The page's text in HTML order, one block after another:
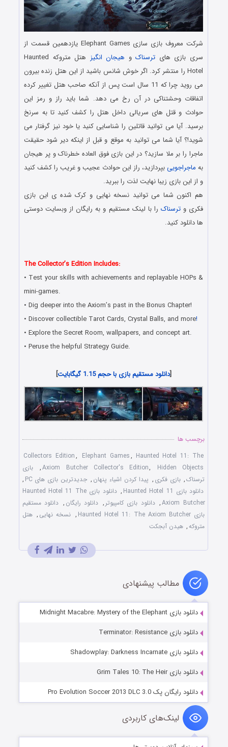
شرکت معروف بازی سازی Elephant Games یازدهمین قسمت از
سری بازی های ترسناکو هیجان انگیز
هتل متروکه Haunted
Hotel را منتشر کرد. اگر خوش شانس باشید از این هتل زنده بیرون
می روید چرا که 11 سال است پس از آنکه صاحب هتل تغییر کرده
اتفاقات وحشتناکی در آن رخ می دهد. شما باید راز و رمز این
حوادث و قتل های سریالی داخل هتل را کشف کنید تا به سرنخ
برسید. آیا می توانید قاتلین را شناسایی کنید یا خود نیز گرفتار می
شوید!؟ آیا شما می توانید به موقع و قبل از اینکه دیر شود حقیقت
ماجرا را بر ملا سازید؟ در این بازی فوق العاده خطرناک و پر هیجان
به ماجراجوییبپردازید، راز این حوادث عجیب و غریب را کشف کنید
و از این بازی زیبا نهایت لذت را ببرید.
هم اکنون شما می توانید نسخه نهایی و کرک شده ی این بازی
فکری وترسناک را با لینک مستقیم و به رایگان از وبسایت دوستی
ها دانلود کنید.
The Collector’s Edition Includes:
• Test your skills with achievements and replayable HOPs &
mini-games.
• Dig deeper into the Axiom’s past in the Bonus Chapter!
• Discover collectible Tarot Cards, Crystal Balls, and more!
• Explore the Secret Room, wallpapers, and concept art.
• Peruse the helpful Strategy Guide.
[دانلود مستقیم بازی با حجم 1.15 گیگابایت ]
برچسب ها
Collectors Edition, Elephant Games, Haunted Hotel 11: The
Axiom Butcher Collector's Edition, Hidden Objects
,
بازی
ترسناک, بازی فکری , پیدا کردن اشیاء پنهان , جدیدترین بازی های PC
,
دانلود بازی Haunted Hotel 11
,
دانلود بازی Haunted Hotel 11 The
Axiom Butcher
, دانلود بازی کامپیوتر , دانلود رایگان , دانلود مستقیم
بازی Haunted Hotel 11: The Axiom Butcher
, نسخه نهایی , هتل
متروکه, هیدن آبجکت
مطالب پیشنهادی
دانلود بازی Midnight Macabre: Mystery of the Elephant
دانلود بازی Terminator: Resistance
دانلود بازی Shadowplay: Darkness Incarnate
دانلود بازی Grim Tales 10: The Heir
دانلود رایگان پک Pro Evolution Soccer 2013 DLC 3.0
لینک‌های کاربردی